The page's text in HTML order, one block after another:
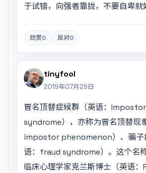
于试错，向强者靠拢，不要自卑就
欣赏0 反对0
tinyfool
2019年07月29日
冒名顶替症候群（英语：Impostor
syndrome），亦称为冒名顶替现
impostor phenomenon）、骗子
语：fraud syndrome）。这个名
临床心理学家克兰斯博士（英语：